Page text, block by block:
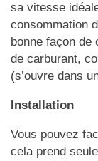
sa vitesse
consommation
bonne façon de
de carburant,
(s’ouvre dans
Installation
Vous pouvez
cela prend